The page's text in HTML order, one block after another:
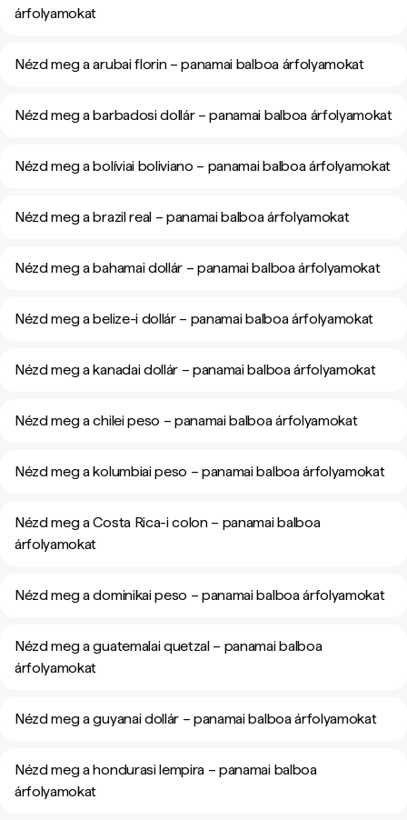
árfolyamokat
Nézd meg a arubai florin – panamai balboa árfolyamokat
Nézd meg a barbadosi dollár – panamai balboa árfolyamokat
Nézd meg a bolíviai boliviano – panamai balboa árfolyamokat
Nézd meg a brazil real – panamai balboa árfolyamokat
Nézd meg a bahamai dollár – panamai balboa árfolyamokat
Nézd meg a belize-i dollár – panamai balboa árfolyamokat
Nézd meg a kanadai dollár – panamai balboa árfolyamokat
Nézd meg a chilei peso – panamai balboa árfolyamokat
Nézd meg a kolumbiai peso – panamai balboa árfolyamokat
Nézd meg a Costa Rica-i colon – panamai balboa
árfolyamokat
Nézd meg a dominikai peso – panamai balboa árfolyamokat
Nézd meg a guatemalai quetzal – panamai balboa
árfolyamokat
Nézd meg a guyanai dollár – panamai balboa árfolyamokat
Nézd meg a hondurasi lempira – panamai balboa
árfolyamokat